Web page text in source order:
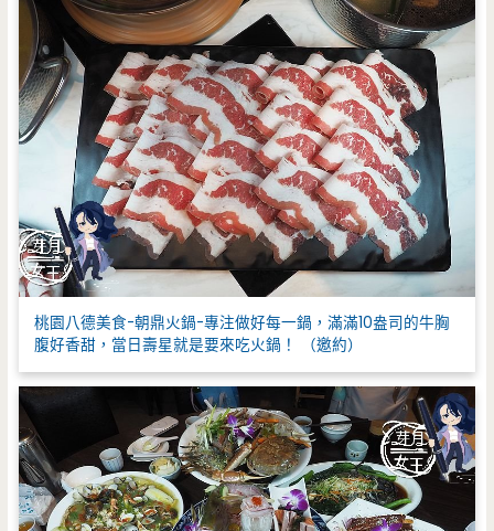
桃園八德美食-朝鼎火鍋-專注做好每一鍋，滿滿10盎司的牛胸
腹好香甜，當日壽星就是要來吃火鍋！ （邀約）